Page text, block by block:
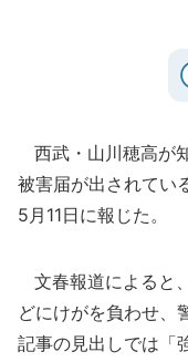
西武・山川穂高が
被害届が出されてい
5月11日に報じた。
文春報道によると
どにけがを負わせ、
記事の見出しでは「